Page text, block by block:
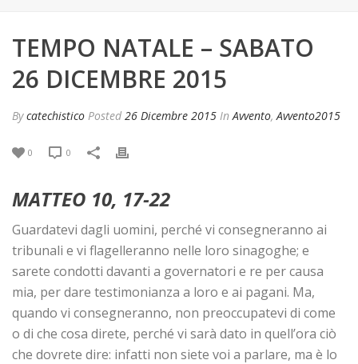
TEMPO NATALE – SABATO
26 DICEMBRE 2015
Bycatechistico Posted 26 Dicembre 2015 InAvvento,Avvento2015
0 0
MATTEO 10, 17-22
Guardatevi dagli uomini, perché vi consegneranno ai
tribunali e vi flagelleranno nelle loro sinagoghe; e
sarete condotti davanti a governatori e re per causa
mia, per dare testimonianza a loro e ai pagani. Ma,
quando vi consegneranno, non preoccupatevi di come
o di che cosa direte, perché vi sarà dato in quell’ora ciò
che dovrete dire: infatti non siete voi a parlare, ma è lo